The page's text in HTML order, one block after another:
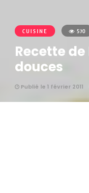
CUISINE 570
Recette
douces
Publié le 1 février 2011